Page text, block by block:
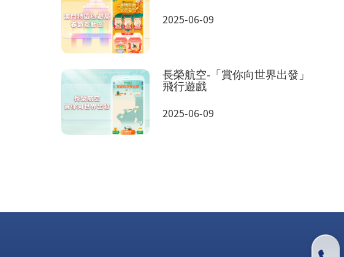
2025-06-09
長榮航空-「賞你向世界出發」
飛行遊戲
2025-06-09